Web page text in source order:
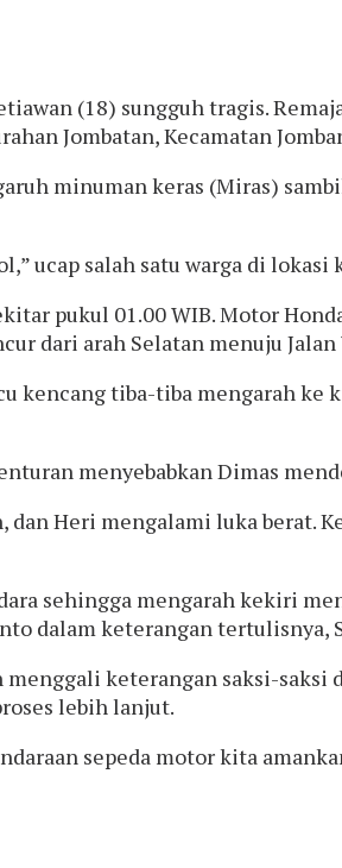
(18) sungguh tragis.
Jombatan, Kecamatan
minuman keras (Miras)
ucap salah satu warga di lokasi
pukul 01.00 WIB. Motor
dari arah Selatan menuju
kencang tiba-tiba mengarah
menyebabkan Dimas
Heri mengalami luka berat.
sehingga mengarah kekiri
dalam keterangan tertulisnya,
keterangan saksi-saksi
lebih lanjut.
sepeda motor kita